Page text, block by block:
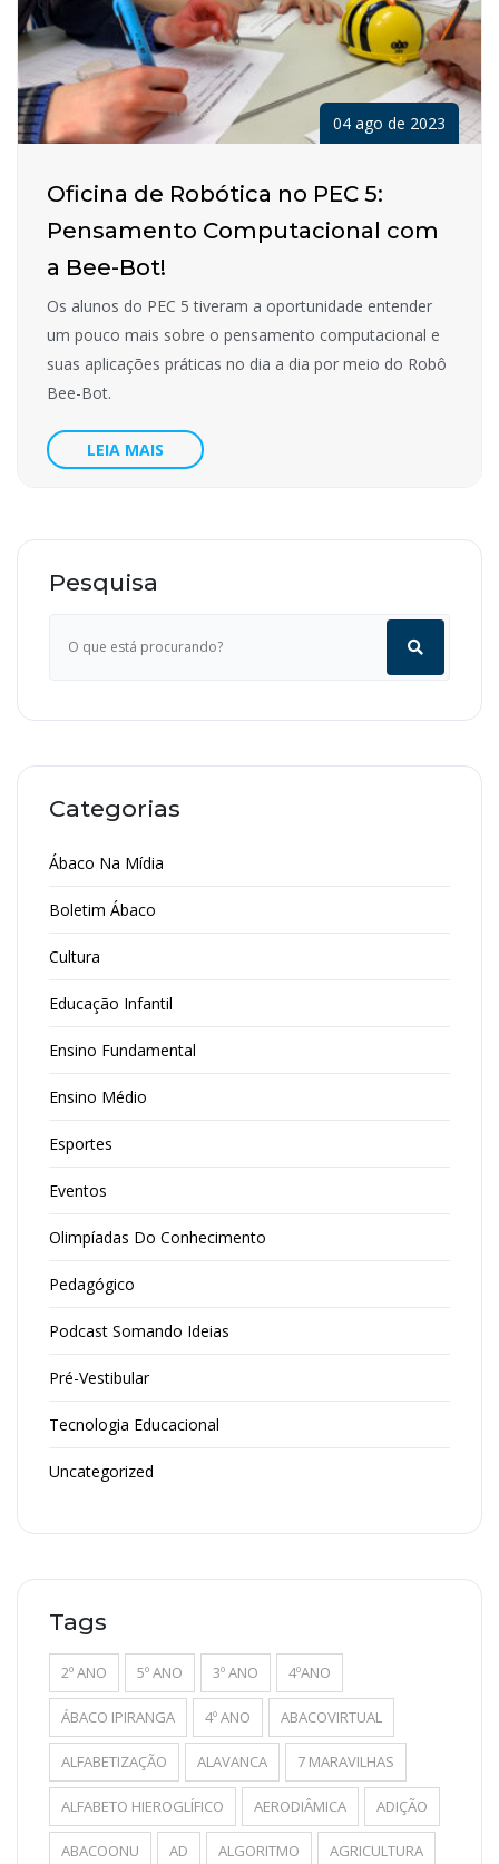
04 ago de 2023
Oficina de Robótica no PEC 5:
Pensamento Computacional com
a Bee-Bot!
Os alunos do PEC 5 tiveram a oportunidade entender
um pouco mais sobre o pensamento computacional e
suas aplicações práticas no dia a dia por meio do Robô
Bee-Bot.
LEIA MAIS
Pesquisa
Categorias
Ábaco Na Mídia
Boletim Ábaco
Cultura
Educação Infantil
Ensino Fundamental
Ensino Médio
Esportes
Eventos
Olimpíadas Do Conhecimento
Pedagógico
Podcast Somando Ideias
Pré-Vestibular
Tecnologia Educacional
Uncategorized
Tags
2º ANO 5º ANO 3º ANO 4ºANO
ÁBACO IPIRANGA 4º ANO ABACOVIRTUAL
ALFABETIZAÇÃO ALAVANCA 7 MARAVILHAS
ALFABETO HIEROGLÍFICO AERODIÂMICA ADIÇÃO
ABACOONU AD ALGORITMO AGRICULTURA